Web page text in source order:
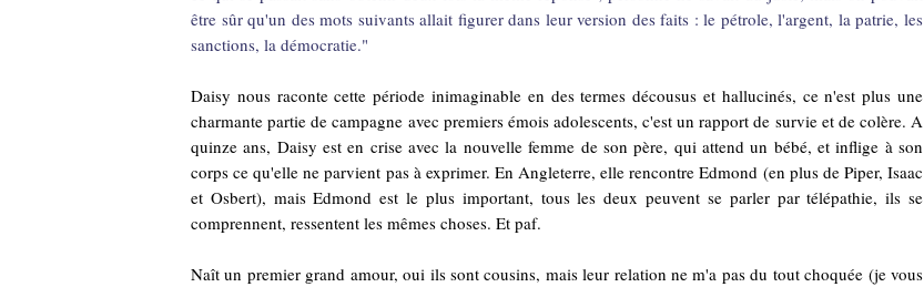
être sûr qu'un des mots suivants allait figurer dans leur version des faits : le pétrole, l'argent, la patrie, les
sanctions, la démocratie."
Daisy nous raconte cette période inimaginable en des termes décousus et hallucinés, ce n'est plus une
charmante partie de campagne avec premiers émois adolescents, c'est un rapport de survie et de colère. A
quinze ans, Daisy est en crise avec la nouvelle femme de son père, qui attend un bébé, et inflige à son
corps ce qu'elle ne parvient pas à exprimer. En Angleterre, elle rencontre Edmond (en plus de Piper, Isaac
et Osbert), mais Edmond est le plus important, tous les deux peuvent se parler par télépathie, ils se
comprennent, ressentent les mêmes choses. Et paf.
Naît un premier grand amour, oui ils sont cousins, mais leur relation ne m'a pas du tout choquée (je vous